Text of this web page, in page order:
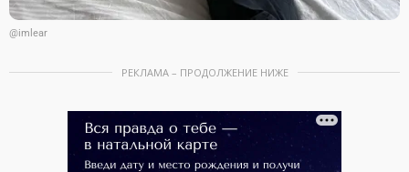
@imlear
РЕКЛАМА – ПРОДОЛЖЕНИЕ НИЖЕ